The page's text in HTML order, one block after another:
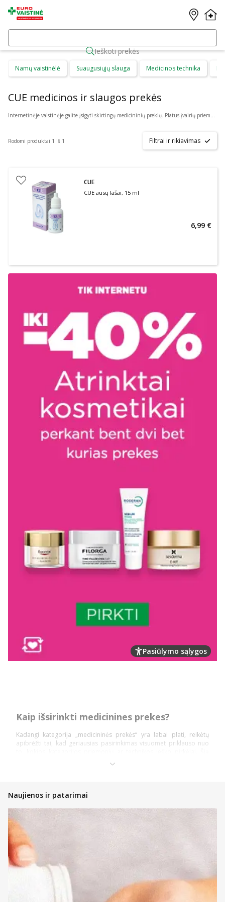
Ieškoti prekės
Namų vaistinėlė Suaugusiųjų slauga Medicinos technika
CUE medicinos ir slaugos prekės
Internetinėje vaistinėje galite įsigyti skirtingų medicininių prekių. Platus įvairių priemonių ir technikos pasirinkimas leis visiems pirkėjams lengviau rasti tai, ko jie ieško. Šioje prekių kategorijoje yra daugybė skirtingų medicinos priemonių ir priedų, pradedant specialiais kremais ir pleistrais, baigiant kapsulėmis ar drėkinančiais akių lašais. Jeigu jums sunku apsispręsti, kurie produktai būtų geriausias ar tinkamiausias pasirinkimas, mūsų konsultantai gali jums patarti nuotoliniu būdu: internetu aktyviame pokalbio lange, el. paštu ar telefonu.
Rodomi produktai 1 iš 1 Filtrai ir rikiavimas
CUE
CUE ausų lašai, 15 ml
6,99 €
Pasiūlymo sąlygos
Kaip išsirinkti medicinines prekes?
Kadangi kategorija „medicininės prekės“ yra labai plati, reikėtų
apibrėžti tai, kad geriausias pasirinkimas visuomet priklauso nuo
Pasidalinsime bendromis įžvalgomis, ką vertėtų žinoti kiekvienam
pirkėjui, nusprendusiam pirkti internetinėje vaistinėje, kad įsigytų
priemonių ir technikos nauda būtų pati didžiausia!
Atsidarykite prekės puslapyje ir perskaitykite aprašymą,
instrukcijas bei kitą aktualią informaciją;
Jeigu prekė patiko, tačiau norite dar pasidairyti po prekių
sugrįžti vėliau;
Nedvejokite konsultuotis su internetinės vaistinės komanda,
kad gautumėte profesionalų patarimą bet kuriuo klausimu;
Jeigu tai – ne vaistiniai preparatai, galite atkreipti dėmesį į
Naujienos ir patarimai